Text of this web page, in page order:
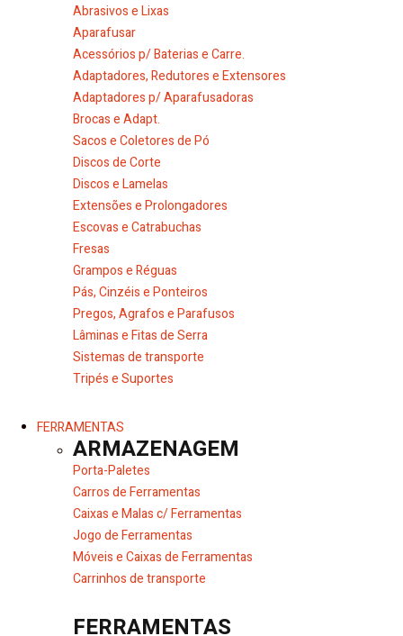
Abrasivos e Lixas
Aparafusar
Acessórios p/ Baterias e Carre.
Adaptadores, Redutores e Extensores
Adaptadores p/ Aparafusadoras
Brocas e Adapt.
Sacos e Coletores de Pó
Discos de Corte
Discos e Lamelas
Extensões e Prolongadores
Escovas e Catrabuchas
Fresas
Grampos e Réguas
Pás, Cinzéis e Ponteiros
Pregos, Agrafos e Parafusos
Lâminas e Fitas de Serra
Sistemas de transporte
Tripés e Suportes
FERRAMENTAS
ARMAZENAGEM
Porta-Paletes
Carros de Ferramentas
Caixas e Malas c/ Ferramentas
Jogo de Ferramentas
Móveis e Caixas de Ferramentas
Carrinhos de transporte
FERRAMENTAS